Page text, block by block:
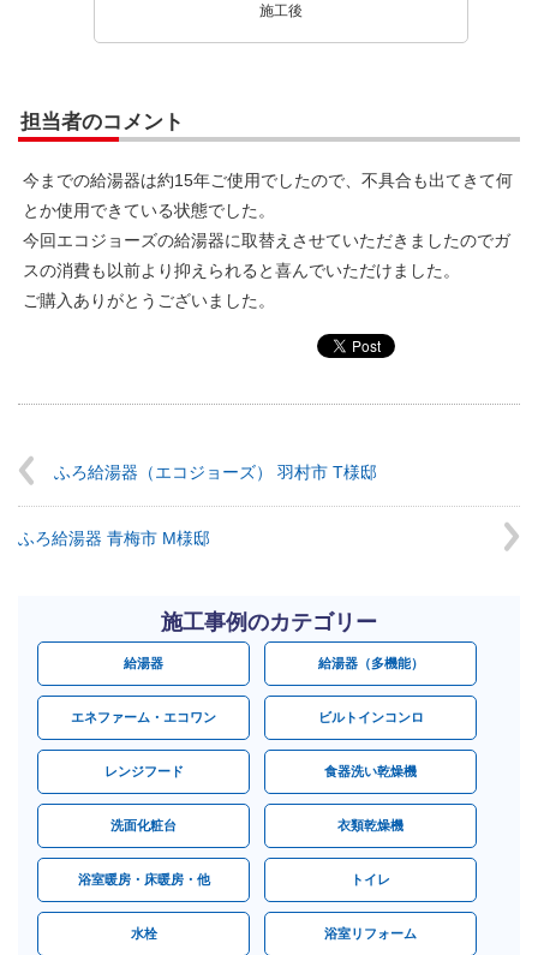
施工後
担当者のコメント
今までの給湯器は約15年ご使用でしたので、不具合も出てきて何
とか使用できている状態でした。
今回エコジョーズの給湯器に取替えさせていただきましたのでガ
スの消費も以前より抑えられると喜んでいただけました。
ご購入ありがとうございました。
ふろ給湯器（エコジョーズ） 羽村市 T様邸
ふろ給湯器 青梅市 M様邸
施工事例のカテゴリー
給湯器 給湯器（多機能）
エネファーム・エコワン ビルトインコンロ
レンジフード 食器洗い乾燥機
洗面化粧台 衣類乾燥機
浴室暖房・床暖房・他 トイレ
水栓 浴室リフォーム